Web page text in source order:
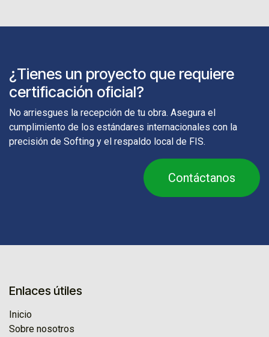
¿Tienes un proyecto que requiere
certificación oficial?
No arriesgues la recepción de tu obra. Asegura el
cumplimiento de los estándares internacionales con la
precisión de Softing y el respaldo local de FIS.
Contáctanos
Enlaces útiles
Inicio
Sobre nosotros